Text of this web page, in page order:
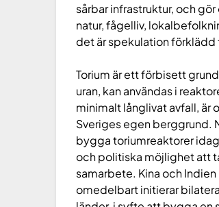
sårbar infrastruktur, och
natur, fågelliv,
det är spekulation
Torium är ett förbisett
uran, kan användas i
minimalt långlivat avfall, är
Sveriges egen berggrund.
bygga toriumreaktorer
och politiska möjlighet att
samarbete. Kina och
omedelbart initierar